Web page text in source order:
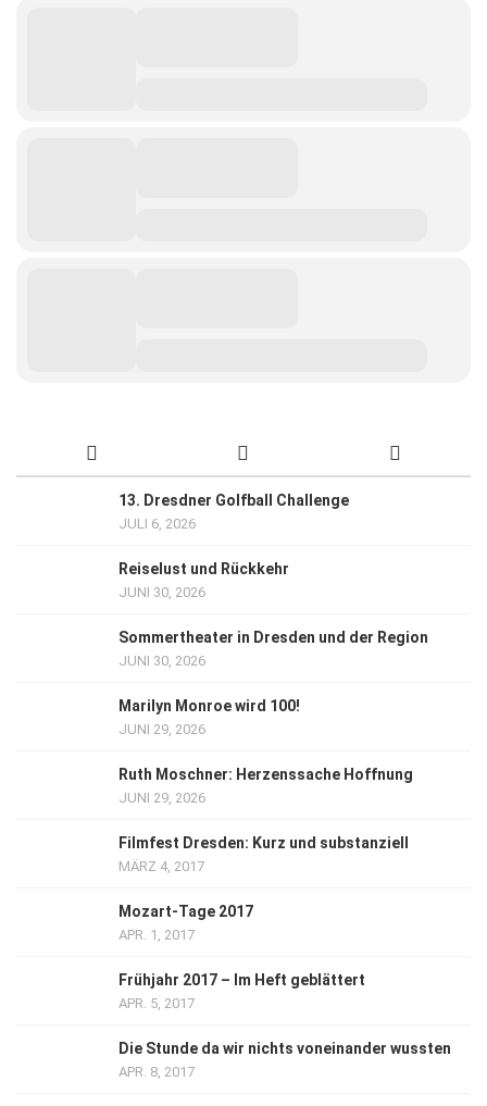
13. Dresdner Golfball Challenge
JULI 6, 2026
Reiselust und Rückkehr
JUNI 30, 2026
Sommertheater in Dresden und der Region
JUNI 30, 2026
Marilyn Monroe wird 100!
JUNI 29, 2026
Ruth Moschner: Herzenssache Hoffnung
JUNI 29, 2026
Filmfest Dresden: Kurz und substanziell
MÄRZ 4, 2017
Mozart-Tage 2017
APR. 1, 2017
Frühjahr 2017 – Im Heft geblättert
APR. 5, 2017
Die Stunde da wir nichts voneinander wussten
APR. 8, 2017